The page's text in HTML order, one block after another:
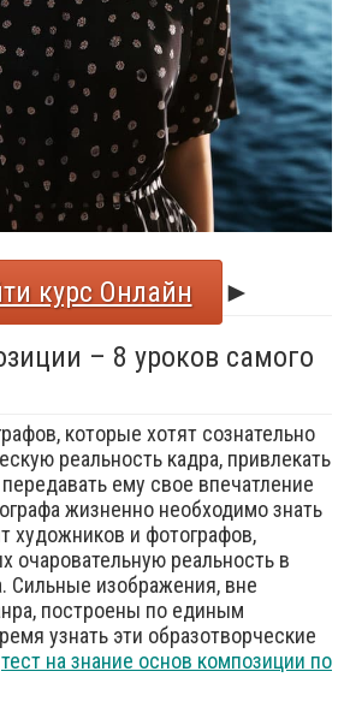
курс Онлайн
►
– 8 уроков самого
которые хотят сознательно
реальность кадра, привлекать
ему свое впечатление
жизненно необходимо знать
художников и фотографов,
очаровательную реальность в
Сильные изображения, вне
построены по единым
узнать эти образотворческие
тест на знание основ композиции по